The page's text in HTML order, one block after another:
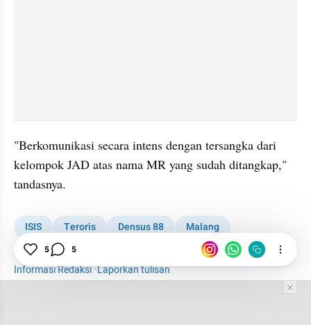
"Berkomunikasi secara intens dengan tersangka dari
kelompok JAD atas nama MR yang sudah ditangkap,"
tandasnya.
ISIS Teroris Densus 88
Malang
Mahasiswa
Informasi Redaksi·Laporkan tulisan
5 5